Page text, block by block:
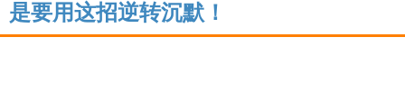
是要用这招逆转沉默！